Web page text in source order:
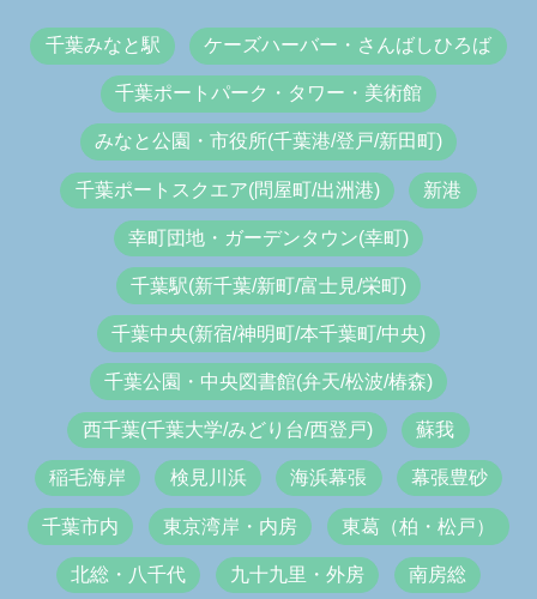
千葉みなと駅 ケーズハーバー・さんばしひろば
千葉ポートパーク・タワー・美術館
みなと公園・市役所(千葉港/登戸/新田町)
千葉ポートスクエア(問屋町/出洲港) 新港
幸町団地・ガーデンタウン(幸町)
千葉駅(新千葉/新町/富士見/栄町)
千葉中央(新宿/神明町/本千葉町/中央)
千葉公園・中央図書館(弁天/松波/椿森)
西千葉(千葉大学/みどり台/西登戸) 蘇我
稲毛海岸 検見川浜 海浜幕張 幕張豊砂
千葉市内 東京湾岸・内房 東葛（柏・松戸）
北総・八千代 九十九里・外房 南房総